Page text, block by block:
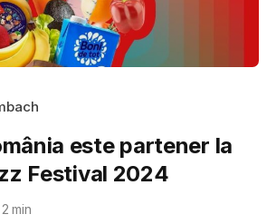
este partener la
Festival 2024
2 min